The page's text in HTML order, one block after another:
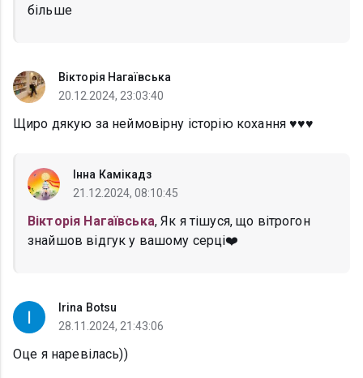
більше
Вікторія Нагаївська
20.12.2024, 23:03:40
Щиро дякую за неймовірну історію кохання ♥️♥️♥️
Інна Камікадз
21.12.2024, 08:10:45
Вікторія Нагаївська, Як я тішуся, що вітрогон
знайшов відгук у вашому серці❤️
Irina Botsu
28.11.2024, 21:43:06
Оце я наревілась))